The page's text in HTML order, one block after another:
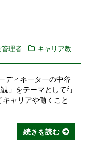
理者
キャリア教
ディネーターの中谷
」をテーマとして行
ャリアや働くこと
続きを読む